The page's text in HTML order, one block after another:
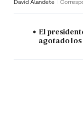
David Alandete
El
agotado